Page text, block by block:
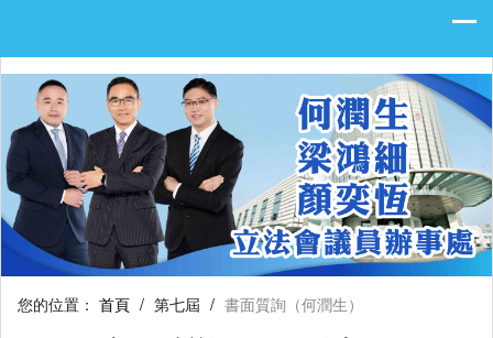
您的位置： 首頁 / 第七屆 / 書面質詢（何潤生）